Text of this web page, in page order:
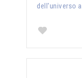
dell'universo